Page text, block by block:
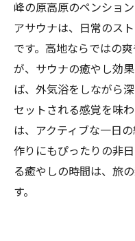
峰の原高原のペンショ
アサウナは、日常のス
です。高地ならではの
が、サウナの癒やし効
ば、外気浴をしながら
セットされる感覚を味
は、アクティブな一日
作りにもぴったりの非
る癒やしの時間は、旅
す。